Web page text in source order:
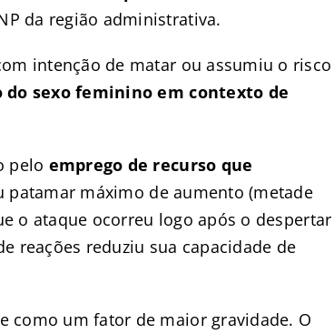
da região administrativa.
intenção de matar ou assumiu o risco
do sexo feminino em contexto de
pelo emprego de recurso que
patamar máximo de aumento (metade
o ataque ocorreu logo após o despertar
reações reduziu sua capacidade de
como um fator de maior gravidade. O